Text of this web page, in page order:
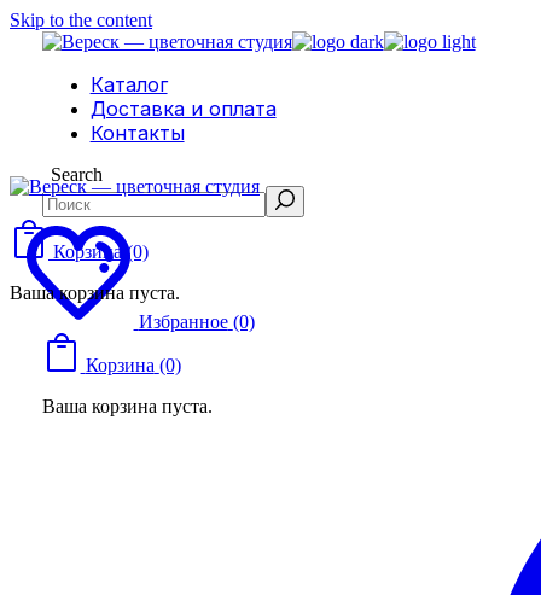
Skip to the content
Каталог
Доставка и оплата
Контакты
Search
Избранное (0)
Корзина (0)
Ваша корзина пуста.
Корзина (0)
Ваша корзина пуста.